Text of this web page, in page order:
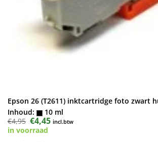
Epson 26 (T2611) inktcartridge foto zwart
Inhoud:
10 ml
€4,95 Oorspronkelijke
prijs
was:
€4,45Huidige
prijs
incl.btw
in voorraad